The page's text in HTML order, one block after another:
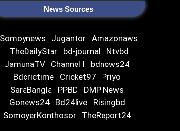
News Sources
Somoynews Jugantor
Amazonaws
TheDailyStar
bd-journal
Ntvbd
JamunaTV
Channel I
bdnews24
Bdcrictime
Cricket97
Priyo
SaraBangla
PPBD
DMP News
Gonews24
Bd24live
Risingbd
SomoyerKonthosor
TheReport24